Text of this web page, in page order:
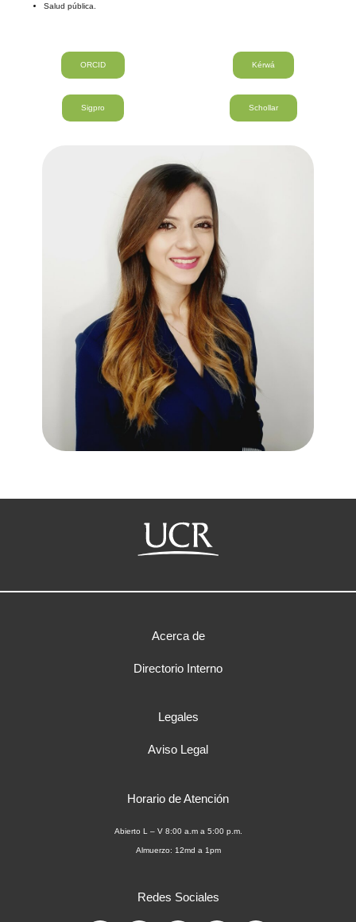
Salud pública.
ORCID Kérwá
Sigpro Schollar
Acerca de
Directorio Interno
Legales
Aviso Legal
Horario de Atención
Abierto L – V 8:00 a.m a 5:00 p.m.
Almuerzo: 12md a 1pm
Redes Sociales